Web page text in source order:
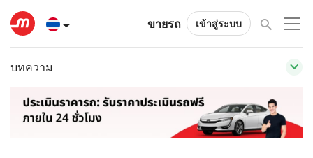
ขายรถ เข้าสู่ระบบ
บทความ